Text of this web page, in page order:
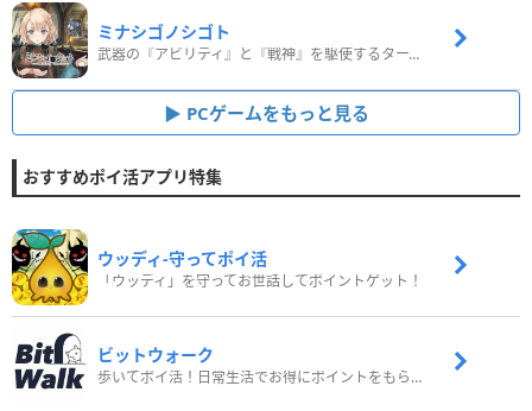
ミナシゴノシゴト
武器の『アビリティ』と『戦神』を駆使するターン制コマンドバトルRPG！
PCゲームをもっと見る
おすすめポイ活アプリ特集
ウッディ‐守ってポイ活
「ウッディ」を守ってお世話してポイントゲット！
ビットウォーク
歩いてポイ活！日常生活でお得にポイントをもらおう